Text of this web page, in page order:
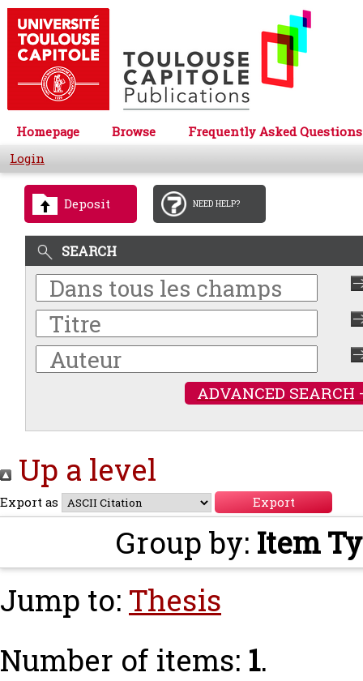
Homepage Browse
Frequently Asked Questions
Login
Deposit NEED HELP?
SEARCH
ADVANCED SEARCH
Up a level
Export as
Group by: Item
Jump to: Thesis
Number of items: 1.